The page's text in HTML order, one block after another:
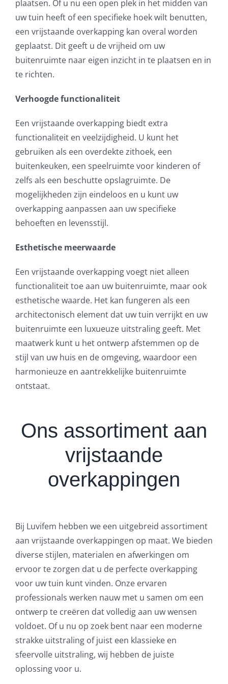
plaatsen. Of u nu een open plek in het midden van
uw tuin heeft of een specifieke hoek wilt benutten,
een vrijstaande overkapping kan overal worden
geplaatst. Dit geeft u de vrijheid om uw
buitenruimte naar eigen inzicht in te plaatsen en in
te richten.
Verhoogde functionaliteit
Een vrijstaande overkapping biedt extra
functionaliteit en veelzijdigheid. U kunt het
gebruiken als een overdekte zithoek, een
buitenkeuken, een speelruimte voor kinderen of
zelfs als een beschutte opslagruimte. De
mogelijkheden zijn eindeloos en u kunt uw
overkapping aanpassen aan uw specifieke
behoeften en levensstijl.
Esthetische meerwaarde
Een vrijstaande overkapping voegt niet alleen
functionaliteit toe aan uw buitenruimte, maar ook
esthetische waarde. Het kan fungeren als een
architectonisch element dat uw tuin verrijkt en uw
buitenruimte een luxueuze uitstraling geeft. Met
maatwerk kunt u het ontwerp afstemmen op de
stijl van uw huis en de omgeving, waardoor een
harmonieuze en aantrekkelijke buitenruimte
ontstaat.
Ons assortiment aan
vrijstaande
overkappingen
Bij Luvifem hebben we een uitgebreid assortiment
aan vrijstaande overkappingen op maat. We bieden
diverse stijlen, materialen en afwerkingen om
ervoor te zorgen dat u de perfecte overkapping
voor uw tuin kunt vinden. Onze ervaren
professionals werken nauw met u samen om een
ontwerp te creëren dat volledig aan uw wensen
voldoet. Of u nu op zoek bent naar een moderne
strakke uitstraling of juist een klassieke en
sfeervolle uitstraling, wij hebben de juiste
oplossing voor u.